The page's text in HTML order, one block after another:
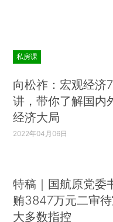
私房课
向松祚：宏观经济
讲，带你了解国内
经济大局
2022年04月06日
特稿｜国航原党委
贿3847万元二审
大多数指控